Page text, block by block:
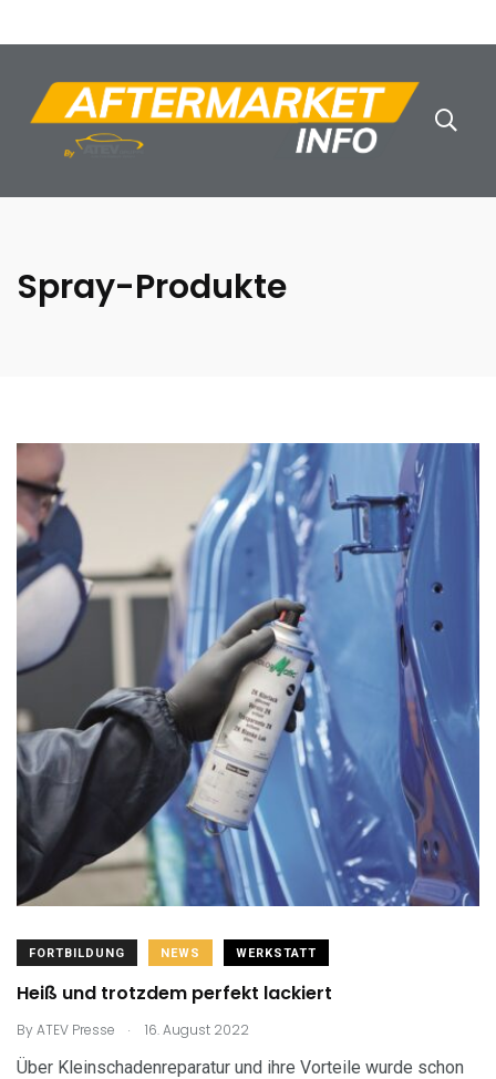
Spray-Produkte
FORTBILDUNG NEWS WERKSTATT
Heiß und trotzdem perfekt lackiert
ByATEV Presse . 16. August 2022
Über Kleinschadenreparatur und ihre Vorteile wurde schon